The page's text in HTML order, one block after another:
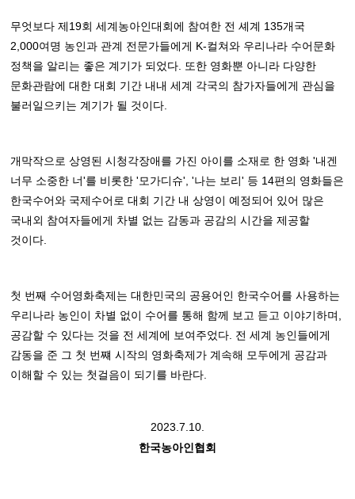
무엇보다 제19회 세계농아인대회에 참여한 전 셰계 135개국
2,000여명 농인과 관계 전문가들에게 K-컬쳐와 우리나라 수어문화
정책을 알리는 좋은 계기가 되었다. 또한 영화뿐 아니라 다양한
문화관람에 대한 대회 기간 내내 세계 각국의 참가자들에게 관심을
불러일으키는 계기가 될 것이다.
개막작으로 상영된 시청각장애를 가진 아이를 소재로 한 영화 '내겐
너무 소중한 너'를 비롯한 '모가디슈', '나는 보리' 등 14편의 영화들은
한국수어와 국제수어로 대회 기간 내 상영이 예정되어 있어 많은
국내외 참여자들에게 차별 없는 감동과 공감의 시간을 제공할
것이다.
첫 번째 수어영화축제는 대한민국의 공용어인 한국수어를 사용하는
우리나라 농인이 차별 없이 수어를 통해 함께 보고 듣고 이야기하며,
공감할 수 있다는 것을 전 세계에 보여주었다. 전 세계 농인들에게
감동을 준 그 첫 번쨰 시작의 영화축제가 계속해 모두에게 공감과
이해할 수 있는 첫걸음이 되기를 바란다.
2023.7.10.
한국농아인협회